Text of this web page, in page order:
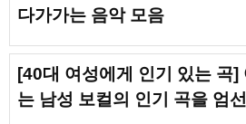
다가가는 음악 모음
[40대 여성에게 인기 있는 곡]
는 남성 보컬의 인기 곡을 엄